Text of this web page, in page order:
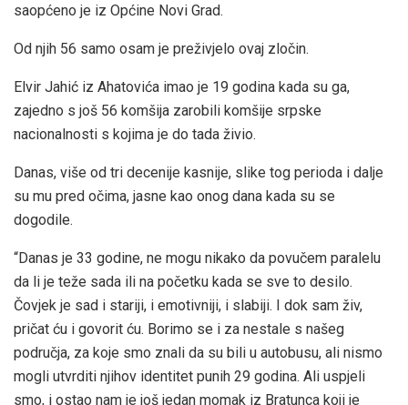
saopćeno je iz Općine Novi Grad.
Od njih 56 samo osam je preživjelo ovaj zločin.
Elvir Jahić iz Ahatovića imao je 19 godina kada su ga,
zajedno s još 56 komšija zarobili komšije srpske
nacionalnosti s kojima je do tada živio.
Danas, više od tri decenije kasnije, slike tog perioda i dalje
su mu pred očima, jasne kao onog dana kada su se
dogodile.
“Danas je 33 godine, ne mogu nikako da povučem paralelu
da li je teže sada ili na početku kada se sve to desilo.
Čovjek je sad i stariji, i emotivniji, i slabiji. I dok sam živ,
pričat ću i govorit ću. Borimo se i za nestale s našeg
područja, za koje smo znali da su bili u autobusu, ali nismo
mogli utvrditi njihov identitet punih 29 godina. Ali uspjeli
smo, i ostao nam je još jedan momak iz Bratunca koji je